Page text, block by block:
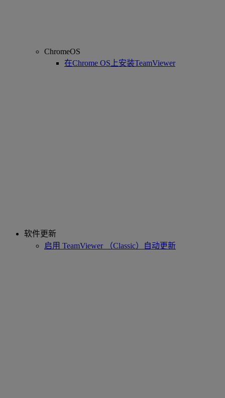
ChromeOS
在Chrome OS上安装TeamViewer
软件更新
启用 TeamViewer （Classic）自动更新